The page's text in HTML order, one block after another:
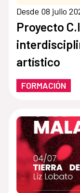
Desde 08 julio
Proyecto
artístico
FORMACIÓN